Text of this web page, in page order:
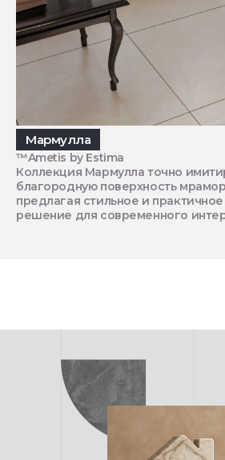
Мармулла
™Ametis by Estima
Коллекция Мармулла точно
благородную поверхность
предлагая стильное и практичное
решение для современного